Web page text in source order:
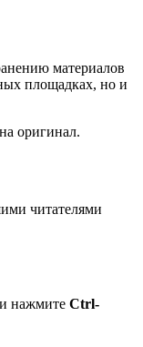
материалов
площадках, но и
оригинал.
читателями
нажмите Ctrl-